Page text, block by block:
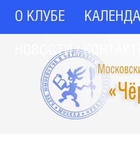
О КЛУБЕ
НОВОСТИ /